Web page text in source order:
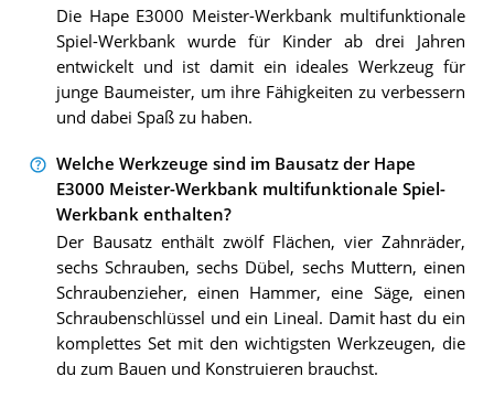
Die Hape E3000 Meister-Werkbank multifunktionale
Spiel-Werkbank wurde für Kinder ab drei Jahren
entwickelt und ist damit ein ideales Werkzeug für
junge Baumeister, um ihre Fähigkeiten zu verbessern
und dabei Spaß zu haben.
Welche Werkzeuge sind im Bausatz der Hape
E3000 Meister-Werkbank multifunktionale Spiel-
Werkbank enthalten?
Der Bausatz enthält zwölf Flächen, vier Zahnräder,
sechs Schrauben, sechs Dübel, sechs Muttern, einen
Schraubenzieher, einen Hammer, eine Säge, einen
Schraubenschlüssel und ein Lineal. Damit hast du ein
komplettes Set mit den wichtigsten Werkzeugen, die
du zum Bauen und Konstruieren brauchst.